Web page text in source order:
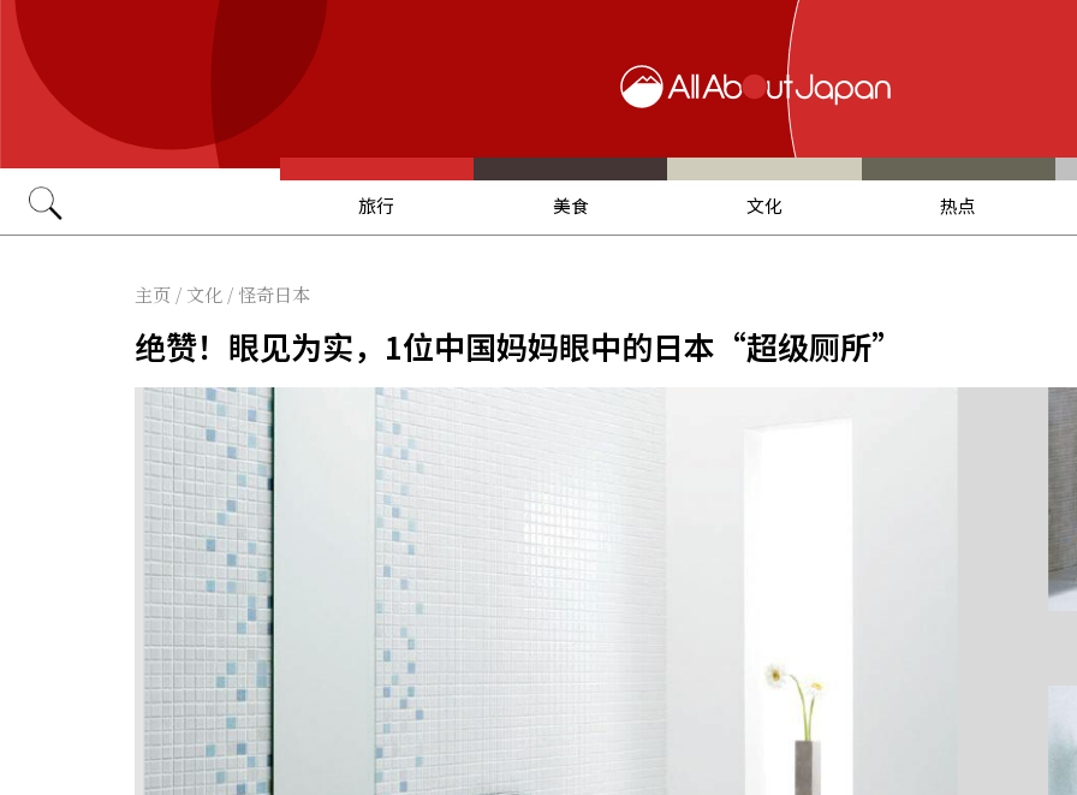
旅行 美食 文化 热点
主页 / 文化 / 怪奇日本
绝赞！眼见为实，1位中国妈妈眼中的日本“超级厕所”